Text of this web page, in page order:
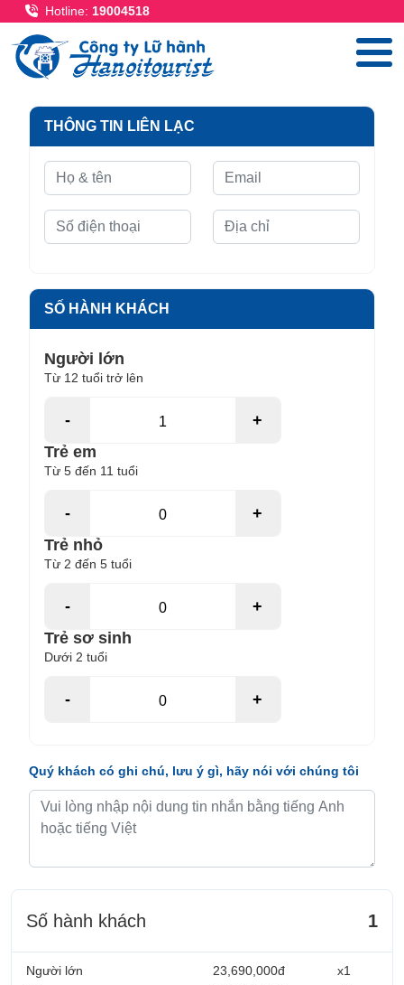
Hotline: 19004518
THÔNG TIN LIÊN LẠC
SỐ HÀNH KHÁCH
Người lớn
Từ 12 tuổi trở lên
-
+
Trẻ em
Từ 5 đến 11 tuổi
-
+
Trẻ nhỏ
Từ 2 đến 5 tuổi
-
+
Trẻ sơ sinh
Dưới 2 tuổi
- +
Quý khách có ghi chú, lưu ý gì, hãy nói với chúng tôi
Số hành khách 1
Người lớn
23,690,000đ
x1